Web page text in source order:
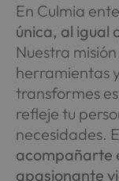
En Culmia
única, al igual
Nuestra
herramientas
transformes
refleje tu
necesidades.
acompañarte
apasionante